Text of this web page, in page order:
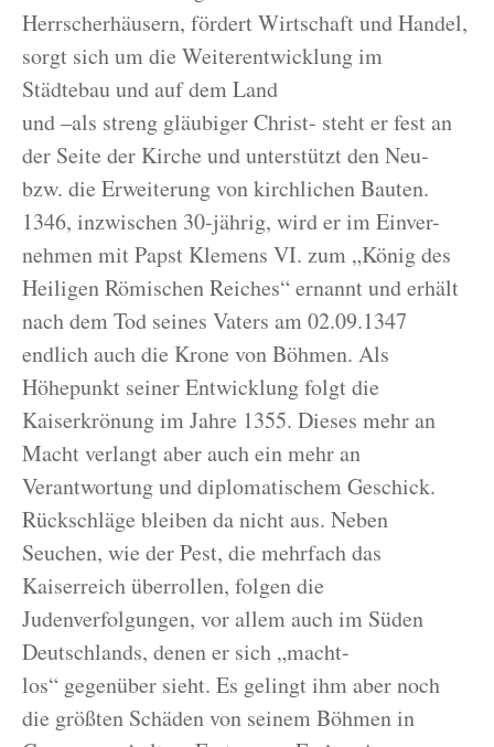
Herrscherhäusern, fördert Wirtschaft und Handel,
sorgt sich um die Weiterentwicklung im
Städtebau und auf dem Land
und –als streng gläubiger Christ- steht er fest an
der Seite der Kirche und unterstützt den Neu-
bzw. die Erweiterung von kirchlichen Bauten.
1346, inzwischen 30-jährig, wird er im Einver-
nehmen mit Papst Klemens VI. zum „König des
Heiligen Römischen Reiches“ ernannt und erhält
nach dem Tod seines Vaters am 02.09.1347
endlich auch die Krone von Böhmen. Als
Höhepunkt seiner Entwicklung folgt die
Kaiserkrönung im Jahre 1355. Dieses mehr an
Macht verlangt aber auch ein mehr an
Verantwortung und diplomatischem Geschick.
Rückschläge bleiben da nicht aus. Neben
Seuchen, wie der Pest, die mehrfach das
Kaiserreich überrollen, folgen die
Judenverfolgungen, vor allem auch im Süden
Deutschlands, denen er sich „macht-
los“ gegenüber sieht. Es gelingt ihm aber noch
die größten Schäden von seinem Böhmen in